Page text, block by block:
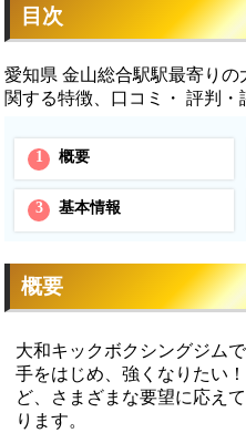
目次
愛知県 金山総合駅駅最寄り
関する特徴、口コミ・ 評判・
1 概要
3 基本情報
概要
大和キックボクシングジム
手をはじめ、強くなりたい
ど、さまざまな要望に応え
ります。